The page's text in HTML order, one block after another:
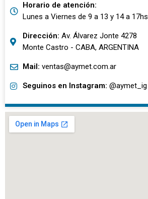
Horario de atención:
Lunes a Viernes de 9 a 13 y 14 a 17hs
Dirección: Av. Álvarez Jonte 4278
Monte Castro - CABA, ARGENTINA
Mail: ventas@aymet.com.ar
Seguinos en Instagram: @aymet_ig